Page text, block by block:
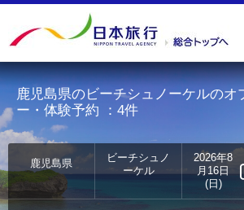
鹿児島県のビーチシュノーケルのオ
ー・体験予約 ：4件
鹿児島県
ビーチシュノ
ーケル
2026年8
月16日
(日)